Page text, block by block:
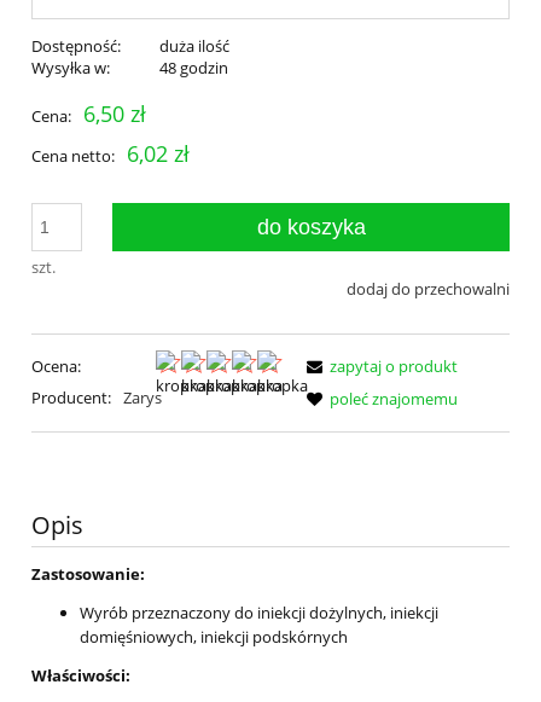
Dostępność:
duża ilość
Wysyłka w:
48 godzin
Cena: 6,50 zł
Cena netto: 6,02 zł
szt.
do koszyka
dodaj do przechowalni
Ocena:
Producent: Zarys
zapytaj o produkt
poleć znajomemu
Opis
Zastosowanie:
Wyrób przeznaczony do iniekcji dożylnych, iniekcji
domięśniowych, iniekcji podskórnych
Właściwości: